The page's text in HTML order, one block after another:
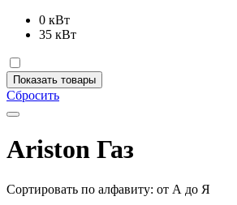
0 кВт
35 кВт
Показать товары
Сбросить
Ariston Газ
Сортировать по алфавиту: от А до Я